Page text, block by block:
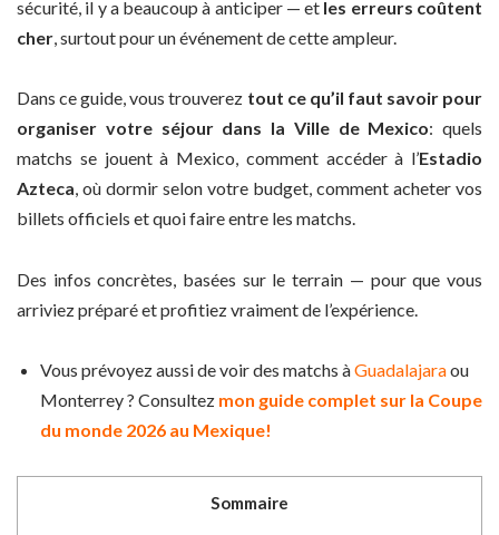
sécurité, il y a beaucoup à anticiper — et les erreurs coûtent
cher, surtout pour un événement de cette ampleur.
Dans ce guide, vous trouverez tout ce qu’il faut savoir pour
organiser votre séjour dans la Ville de Mexico: quels
matchs se jouent à Mexico, comment accéder à l’Estadio
Azteca, où dormir selon votre budget, comment acheter vos
billets officiels et quoi faire entre les matchs.
Des infos concrètes, basées sur le terrain — pour que vous
arriviez préparé et profitiez vraiment de l’expérience.
Vous prévoyez aussi de voir des matchs àGuadalajaraou
Monterrey ? Consultez mon guide complet sur la Coupe
du monde 2026 au Mexique!
Sommaire